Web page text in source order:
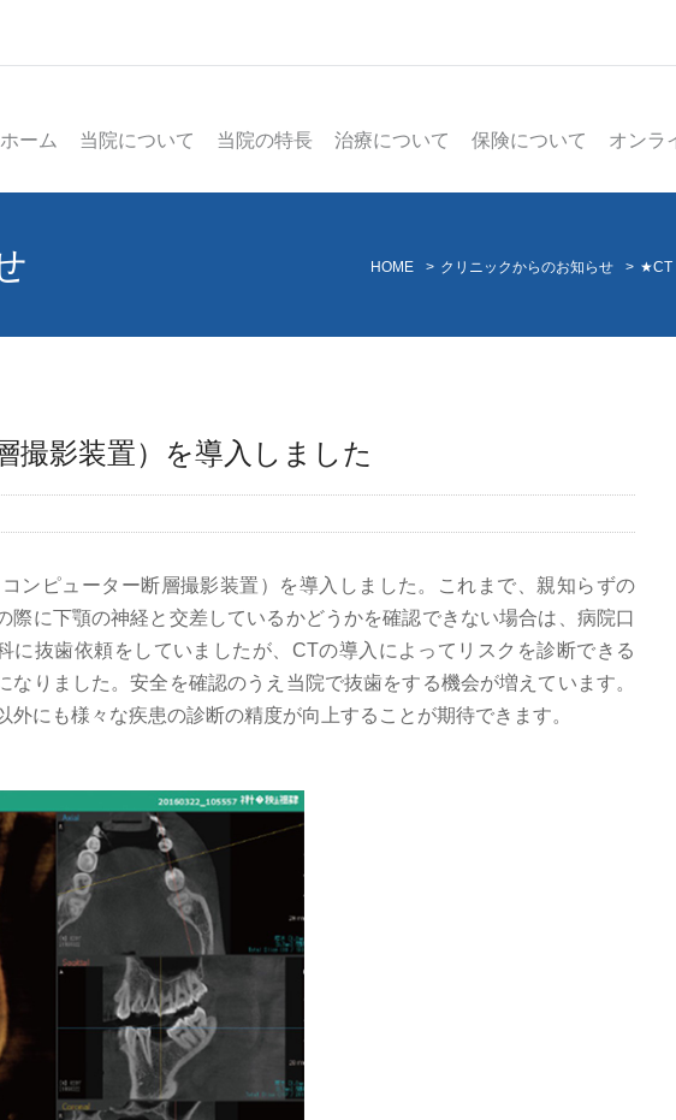
ホーム 当院について 当院の特長 治療について 保険について オンラ
HOME > クリニックからのお知らせ > ★CT
影装置）を導入しました
ンピューター断層撮影装置）を導入しました。これまで、親知らずの
際に下顎の神経と交差しているかどうかを確認できない場合は、病院口
に抜歯依頼をしていましたが、CTの導入によってリスクを診断できる
なりました。安全を確認のうえ当院で抜歯をする機会が増えています。
外にも様々な疾患の診断の精度が向上することが期待できます。